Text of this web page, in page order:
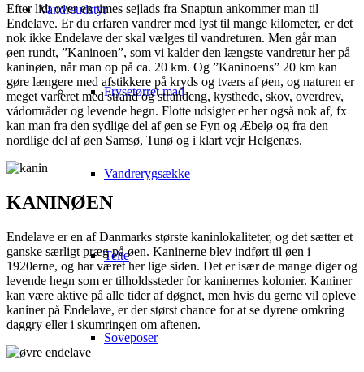
Vandreudstyr
Frysetørret mad
Vandrerygsække
Telte
Soveposer
Efter lidt over en times sejlads fra Snaptun ankommer man til
Endelave. Er du erfaren vandrer med lyst til mange kilometer, er det
nok ikke Endelave der skal vælges til vandreturen. Men går man
øen rundt, ”Kaninoen”, som vi kalder den længste vandretur her på
kaninøen, når man op på ca. 20 km. Og ”Kaninoens” 20 km kan
gøre længere med afstikkere på kryds og tværs af øen, og naturen er
meget varieret med strand og strandeng, kysthede, skov, overdrev,
vådområder og levende hegn. Flotte udsigter er her også nok af, fx
kan man fra den sydlige del af øen se Fyn og Æbelø og fra den
nordlige del af øen Samsø, Tunø og i klart vejr Helgenæs.
KANINØEN
Endelave er en af Danmarks største kaninlokaliteter, og det sætter et
ganske særligt præg på øen. Kaninerne blev indført til øen i
1920erne, og har været her lige siden. Det erisær de mange diger og
levende hegn som er tilholdssteder for kaninernes kolonier. Kaniner
kan være aktive på alle tider af døgnet, men hvis du gerne vil opleve
kaniner på Endelave, er der størst chance for at se dyrene omkring
daggry eller i skumringen om aftenen.